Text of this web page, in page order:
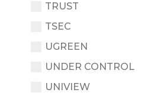
TRUST
TSEC
UGREEN
UNDER CONTROL
UNIVIEW